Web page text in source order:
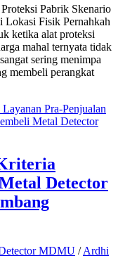
Pabrik Skenario
Lokasi Fisik Pernahkah
ketika alat proteksi
mahal ternyata tidak
sering menimpa
membeli perangkat
Pra-Penjualan
Metal Detector
Detector
MDMU /Ardhi